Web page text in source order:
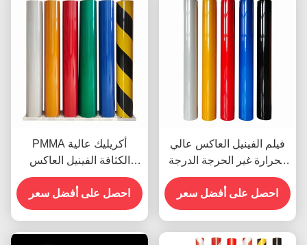
PMMA أكريليك عالية
الكثافة الفينيل العاكس
لعلامات الشوارع
احصل على أفضل سعر
فيلم الفينيل العاكس عالي
الحرارة غير الحرجة الدرجة
الهندسية OEM
احصل على أفضل سعر